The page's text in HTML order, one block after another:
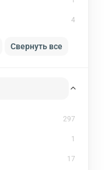
4
Свернуть все
297
1
17